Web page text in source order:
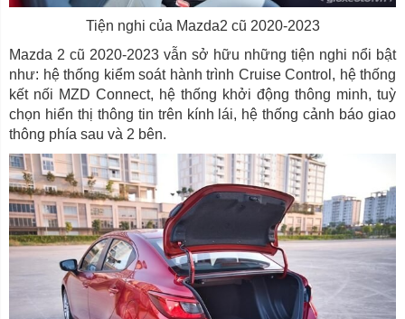
Tiện nghi của Mazda2 cũ 2020-2023
Mazda 2 cũ 2020-2023 vẫn sở hữu những tiện nghi nổi bật
như: hệ thống kiểm soát hành trình Cruise Control, hệ thống
kết nối MZD Connect, hệ thống khởi động thông minh, tuỳ
chọn hiển thị thông tin trên kính lái, hệ thống cảnh báo giao
thông phía sau và 2 bên.